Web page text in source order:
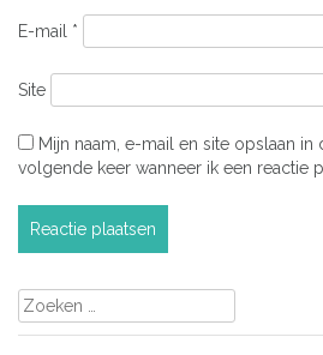
E-mail *
Site
Mijn naam, e-mail en site opslaan
volgende keer wanneer ik een reactie
Zoeken
naar: